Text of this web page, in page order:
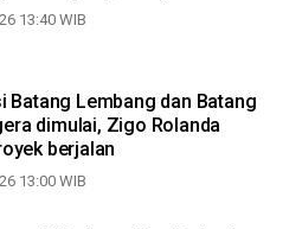
13:40 WIB
Batang Lembang dan Batang
dimulai, Zigo Rolanda
berjalan
13:00 WIB